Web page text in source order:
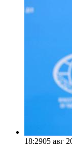
18:2905 авг